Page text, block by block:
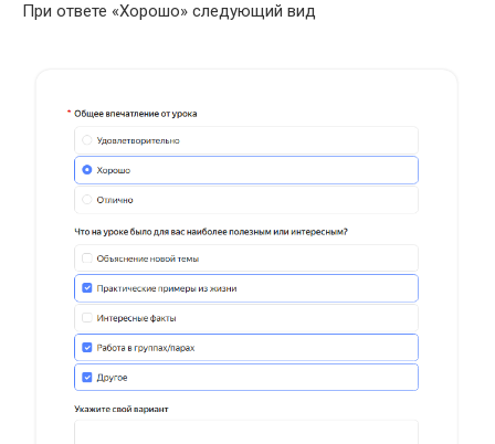
При ответе «Хорошо» следующий вид